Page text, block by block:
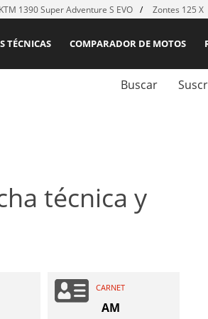
KTM 1390 Super Adventure S EVO Zontes 125 X
COMPARADOR DE MOTOS
TÉCNICAS
Buscar
técnica y
CARNET
AM